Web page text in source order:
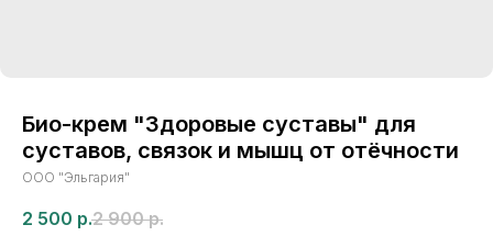
Био-крем "Здоровые суставы" для
суставов, связок и мышц от отёчности
ООО "Эльгария"
2 500 р.2 900 р.